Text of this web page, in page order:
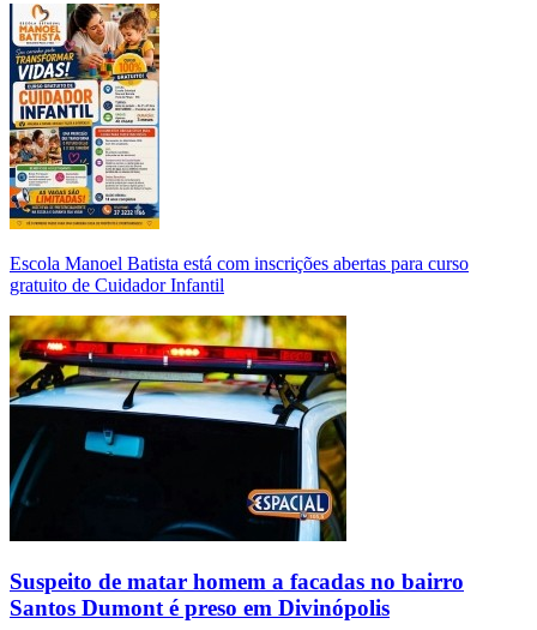
Escola Manoel Batista está com inscrições abertas para curso
gratuito de Cuidador Infantil
Suspeito de matar homem a facadas no bairro
Santos Dumont é preso em Divinópolis